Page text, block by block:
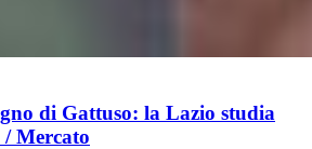
di Gattuso: la Lazio studia
Mercato